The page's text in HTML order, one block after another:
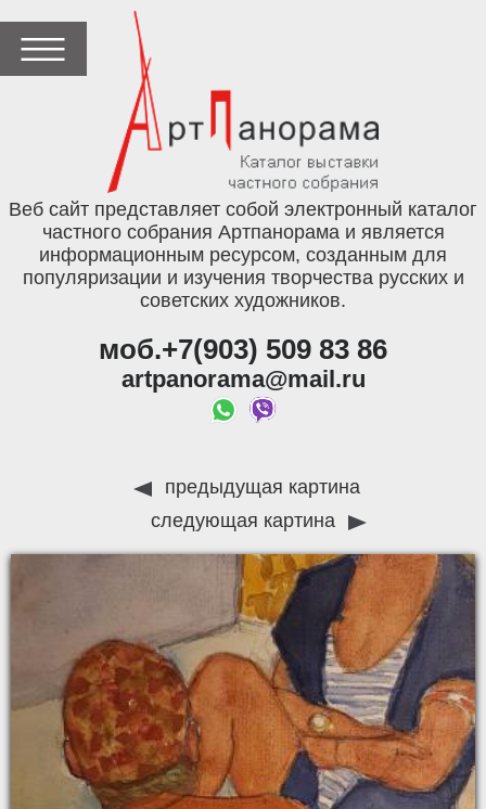
Веб сайт представляет собой электронный каталог
частного собрания Артпанорама и является
информационным ресурсом, созданным для
популяризации и изучения творчества русских и
советских художников.
моб.+7(903) 509 83 86
artpanorama@mail.ru
предыдущая картина
следующая картина